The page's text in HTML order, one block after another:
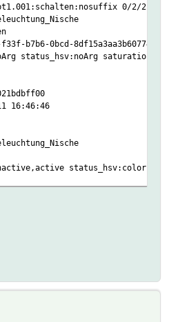
0/2/
0bcd-8df15a3aa3b60774
status_hsv:noArg
16:46:46